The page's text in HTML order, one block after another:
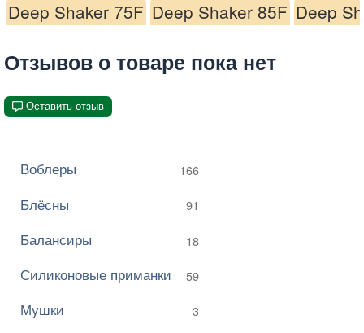
Deep Shaker 75F Deep Shaker 85F Deep
Отзывов о товаре пока нет
Оставить отзыв
Воблеры 166
Блёсны 91
Балансиры 18
Силиконовые приманки 59
Мушки 3